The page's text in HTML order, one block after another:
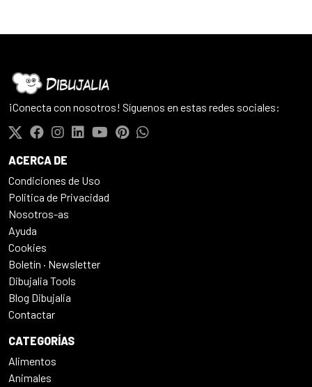
¡Conecta con nosotros! Síguenos en estas redes sociales:
ACERCA DE
Condiciones de Uso
Politica de Privacidad
Nosotros-as
Ayuda
Cookies
Boletín · Newsletter
Dibujalia Tools
Blog Dibujalia
Contactar
CATEGORÍAS
Alimentos
Animales